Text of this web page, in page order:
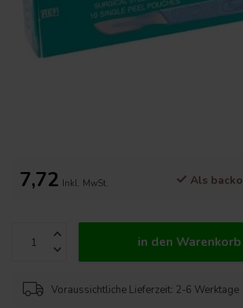
7,72 Inkl. MwSt. Als
in den Warenkorb
Voraussichtliche Lieferzeit: 2-6 Werktage